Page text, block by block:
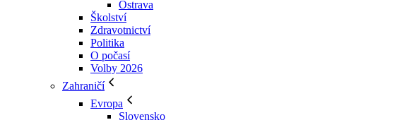
Ostrava
Školství
Zdravotnictví
Politika
O počasí
Volby 2026
Zahraničí
Evropa
Slovensko